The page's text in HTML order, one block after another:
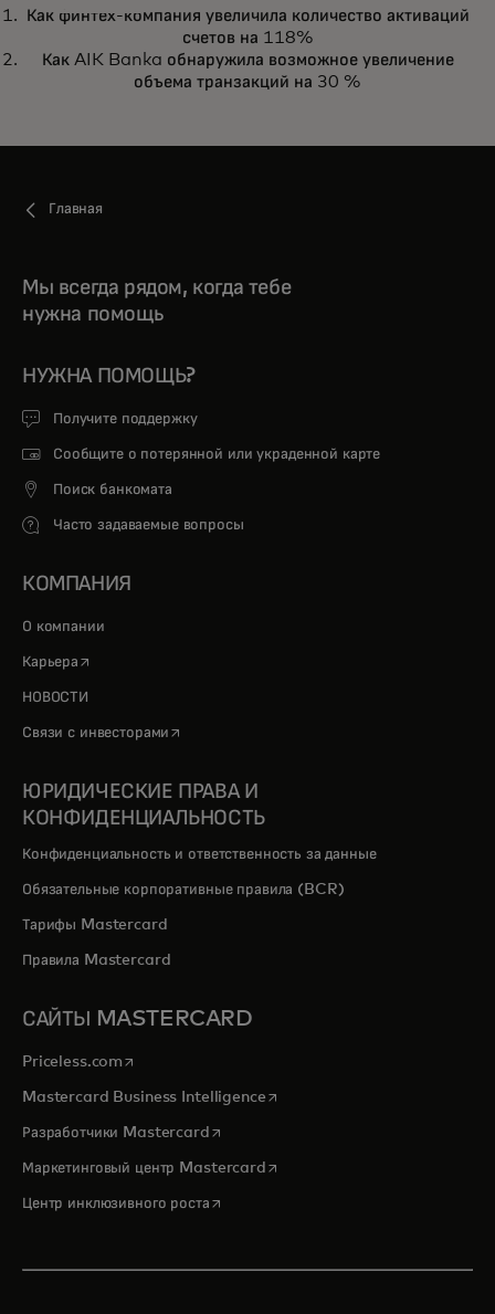
Как Virgin Money привлекла £15
млн через кредитные рассрочки
Как финтех-компания увеличила количество активаций
счетов на 118%
Как AIK Banka обнаружила возможное увеличение
объема транзакций на 30 %
Главная
Мы всегда рядом, когда тебе
нужна помощь
НУЖНА ПОМОЩЬ?
Получите поддержку
Сообщите о потерянной или украденной карте
Поиск банкомата
Часто задаваемые вопросы
КОМПАНИЯ
О компании
Карьера opens in a new tab
НОВОСТИ
Связи с инвесторами opens in a new tab
ЮРИДИЧЕСКИЕ ПРАВА И
КОНФИДЕНЦИАЛЬНОСТЬ
Конфиденциальность и ответственность за данные
Обязательные корпоративные правила (BCR)
Тарифы Mastercard
Правила Mastercard
САЙТЫ MASTERCARD
Priceless.com opens in a new tab
Mastercard Business Intelligenceopens in a new tab
Разработчики Mastercardopens in a new tab
Маркетинговый центр Mastercardopens in a new tab
Центр инклюзивного ростаopens in a new tab